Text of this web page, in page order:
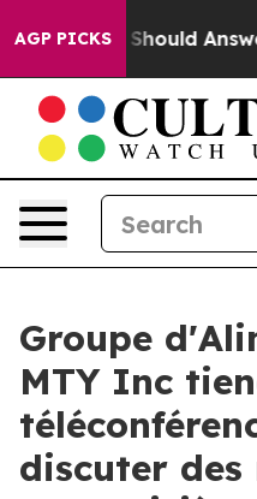
AGP PICKSShould
Groupe
MTY Inc
discuter